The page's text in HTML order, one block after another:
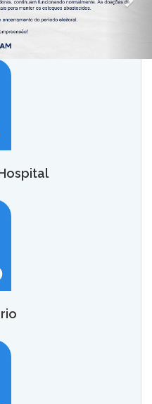
em até seis vezes a
das 7h às 18h.